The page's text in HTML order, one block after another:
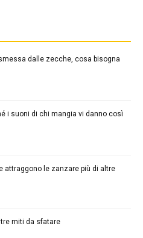
dalle zecche, cosa bisogna
i suoni di chi mangia vi danno così
attraggono le zanzare più di altre
miti da sfatare